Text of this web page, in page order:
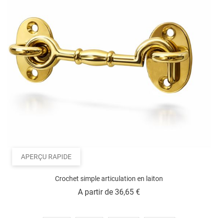
APERÇU RAPIDE
Crochet simple articulation en laiton
A partir de 36,65 €Prix